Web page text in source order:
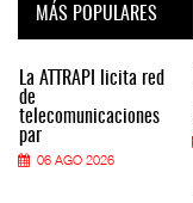
MÁS POPULARES
La ATTRAPI licita red
de
telecomunicaciones
par
06 AGO 2026